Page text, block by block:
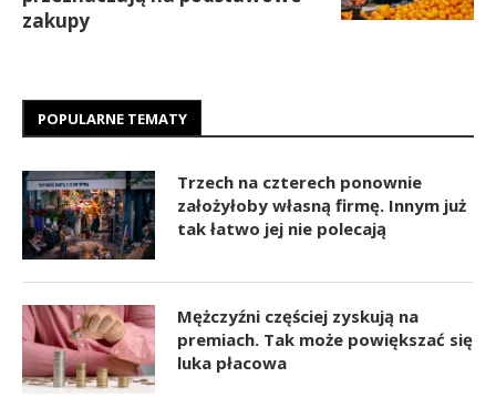
zakupy
POPULARNE TEMATY
Trzech na czterech ponownie
założyłoby własną firmę. Innym już
tak łatwo jej nie polecają
Mężczyźni częściej zyskują na
premiach. Tak może powiększać się
luka płacowa